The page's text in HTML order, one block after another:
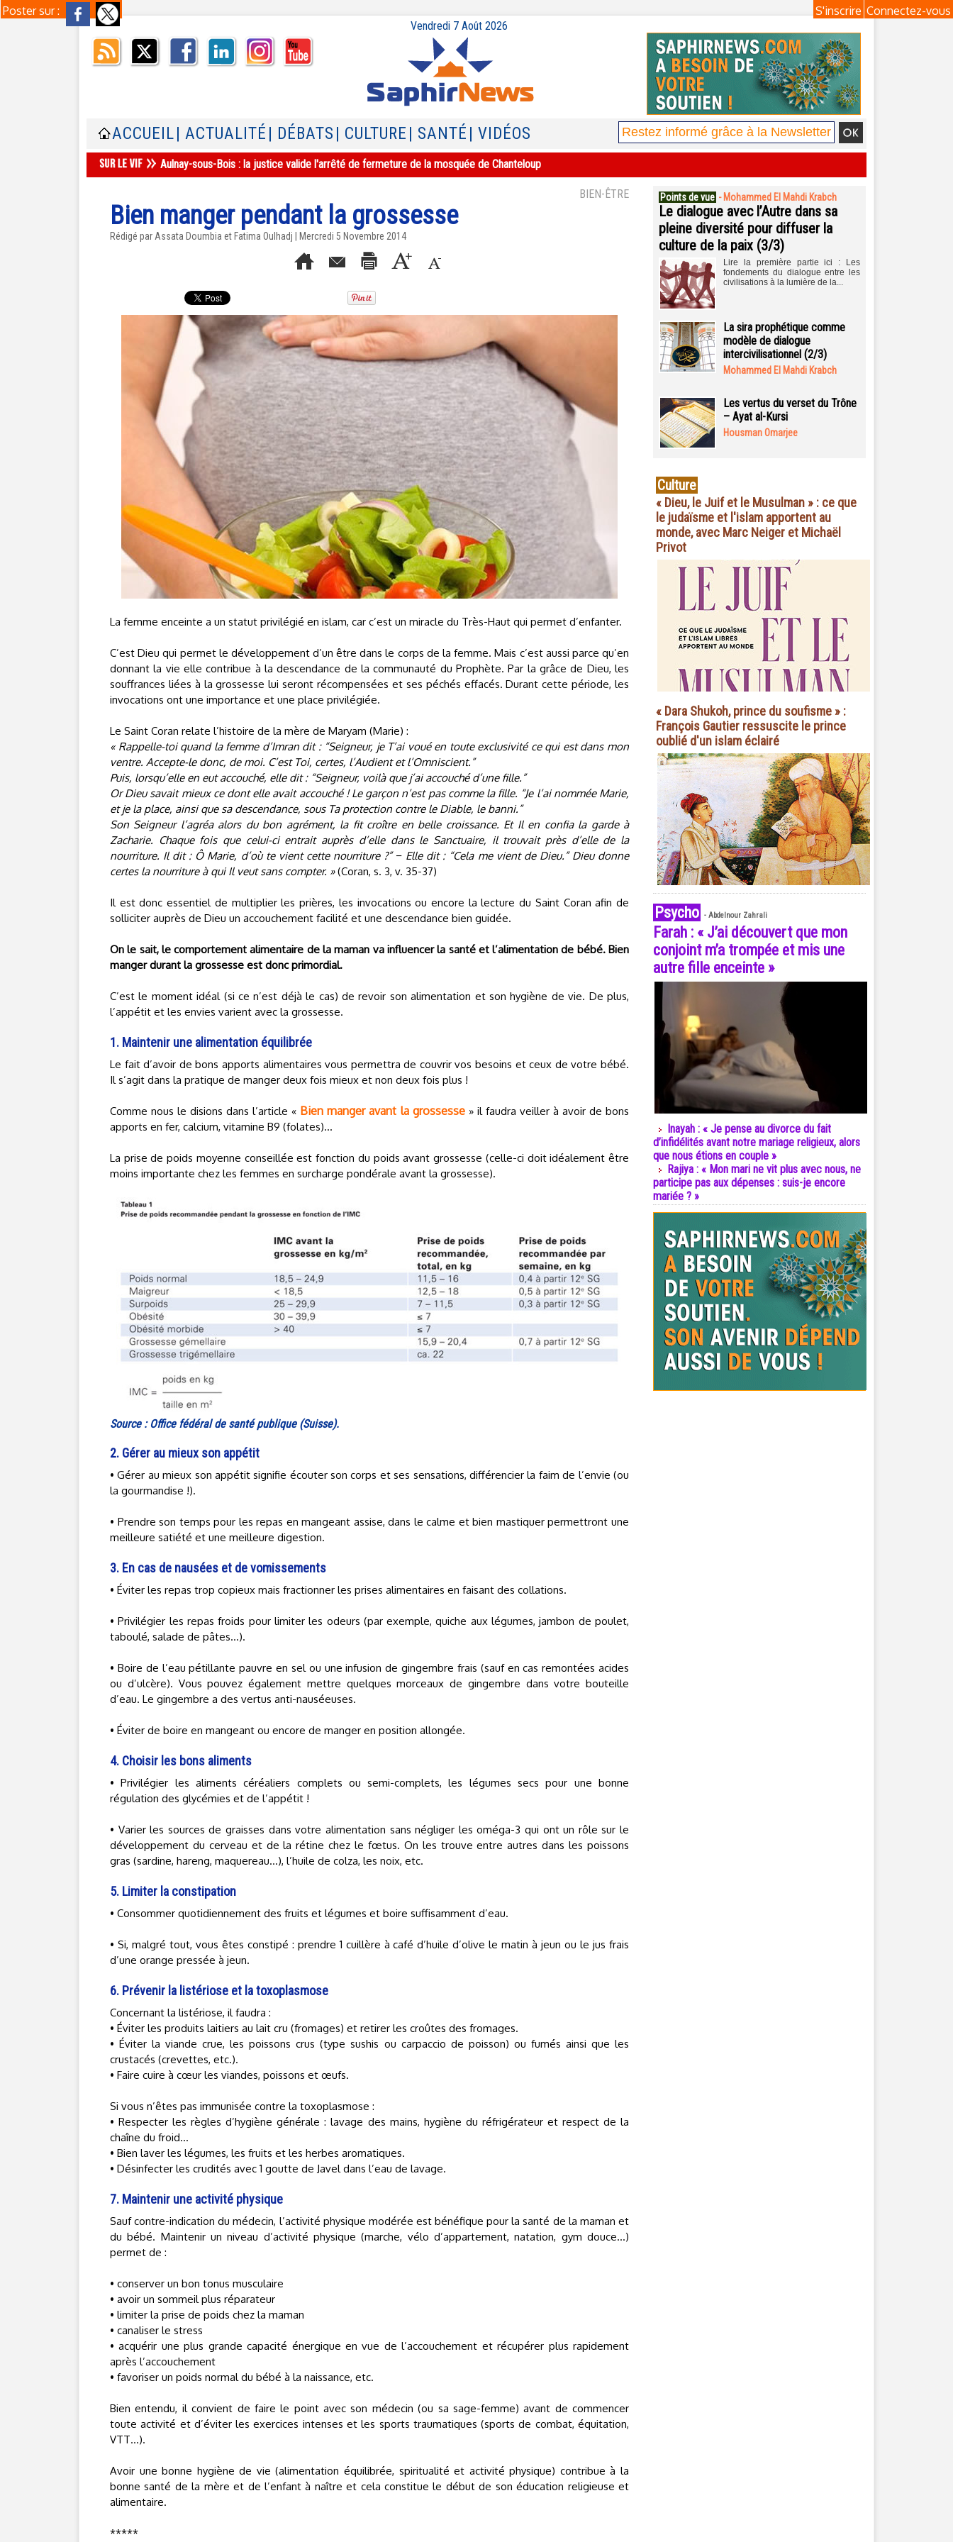
Poster sur : Connectez-vous
S'inscrire
Vendredi 7 Août 2026
ACCUEIL | ACTUALITÉ | DÉBATS | CULTURE | SANTÉ | VIDÉOS
Aulnay-sous-Bois : la justice valide l'arrêté de fermeture de la mosquée de Chanteloup
BIEN-ÊTRE
Bien manger pendant la grossesse
Rédigé par Assata Doumbia et Fatima Oulhadj | Mercredi 5 Novembre 2014
La femme enceinte a un statut privilégié en islam, car c’est un miracle du Très-Haut qui permet d’enfanter.
C’est Dieu qui permet le développement d’un être dans le corps de la femme. Mais c’est aussi parce qu’en
donnant la vie elle contribue à la descendance de la communauté du Prophète. Par la grâce de Dieu, les
souffrances liées à la grossesse lui seront récompensées et ses péchés effacés. Durant cette période, les
invocations ont une importance et une place privilégiée.
Le Saint Coran relate l’histoire de la mère de Maryam (Marie) :
« Rappelle-toi quand la femme d’Imran dit : “Seigneur, je T’ai voué en toute exclusivité ce qui est dans mon
ventre. Accepte-le donc, de moi. C’est Toi, certes, l’Audient et l’Omniscient.”
Puis, lorsqu’elle en eut accouché, elle dit : “Seigneur, voilà que j’ai accouché d’une fille.”
Or Dieu savait mieux ce dont elle avait accouché ! Le garçon n’est pas comme la fille. “Je l’ai nommée Marie,
et je la place, ainsi que sa descendance, sous Ta protection contre le Diable, le banni.”
Son Seigneur l’agréa alors du bon agrément, la fit croître en belle croissance. Et Il en confia la garde à
Zacharie. Chaque fois que celui-ci entrait auprès d’elle dans le Sanctuaire, il trouvait près d’elle de la
nourriture. Il dit : Ô Marie, d’où te vient cette nourriture ?” − Elle dit : “Cela me vient de Dieu.” Dieu donne
certes la nourriture à qui Il veut sans compter. »(Coran, s. 3, v. 35-37)
Il est donc essentiel de multiplier les prières, les invocations ou encore la lecture du Saint Coran afin de
solliciter auprès de Dieu un accouchement facilité et une descendance bien guidée.
On le sait, le comportement alimentaire de la maman va influencer la santé et l’alimentation de bébé. Bien
manger durant la grossesse est donc primordial.
C’est le moment idéal (si ce n’est déjà le cas) de revoir son alimentation et son hygiène de vie. De plus,
l’appétit et les envies varient avec la grossesse.
1. Maintenir une alimentation équilibrée
Le fait d’avoir de bons apports alimentaires vous permettra de couvrir vos besoins et ceux de votre bébé.
Il s’agit dans la pratique de manger deux fois mieux et non deux fois plus !
Comme nous le disions dans l’article « Bien manger avant la grossesse» il faudra veiller à avoir de bons
apports en fer, calcium, vitamine B9 (folates)...
La prise de poids moyenne conseillée est fonction du poids avant grossesse (celle-ci doit idéalement être
moins importante chez les femmes en surcharge pondérale avant la grossesse).
Source : Office fédéral de santé publique (Suisse).
2. Gérer au mieux son appétit
• Gérer au mieux son appétit signifie écouter son corps et ses sensations, différencier la faim de l’envie (ou
la gourmandise !).
• Prendre son temps pour les repas en mangeant assise, dans le calme et bien mastiquer permettront une
meilleure satiété et une meilleure digestion.
3. En cas de nausées et de vomissements
• Éviter les repas trop copieux mais fractionner les prises alimentaires en faisant des collations.
• Privilégier les repas froids pour limiter les odeurs (par exemple, quiche aux légumes, jambon de poulet,
taboulé, salade de pâtes…).
• Boire de l’eau pétillante pauvre en sel ou une infusion de gingembre frais (sauf en cas remontées acides
ou d’ulcère). Vous pouvez également mettre quelques morceaux de gingembre dans votre bouteille
d’eau. Le gingembre a des vertus anti-nauséeuses.
• Éviter de boire en mangeant ou encore de manger en position allongée.
4. Choisir les bons aliments
• Privilégier les aliments céréaliers complets ou semi-complets, les légumes secs pour une bonne
régulation des glycémies et de l’appétit !
• Varier les sources de graisses dans votre alimentation sans négliger les oméga-3 qui ont un rôle sur le
développement du cerveau et de la rétine chez le fœtus. On les trouve entre autres dans les poissons
gras (sardine, hareng, maquereau…), l’huile de colza, les noix, etc.
5. Limiter la constipation
• Consommer quotidiennement des fruits et légumes et boire suffisamment d’eau.
• Si, malgré tout, vous êtes constipé : prendre 1 cuillère à café d’huile d’olive le matin à jeun ou le jus frais
d’une orange pressée à jeun.
6. Prévenir la listériose et la toxoplasmose
Concernant la listériose, il faudra :
• Éviter les produits laitiers au lait cru (fromages) et retirer les croûtes des fromages.
• Éviter la viande crue, les poissons crus (type sushis ou carpaccio de poisson) ou fumés ainsi que les
crustacés (crevettes, etc.).
• Faire cuire à cœur les viandes, poissons et œufs.
Si vous n’êtes pas immunisée contre la toxoplasmose :
• Respecter les règles d’hygiène générale : lavage des mains, hygiène du réfrigérateur et respect de la
chaîne du froid…
• Bien laver les légumes, les fruits et les herbes aromatiques.
• Désinfecter les crudités avec 1 goutte de Javel dans l’eau de lavage.
7. Maintenir une activité physique
Sauf contre-indication du médecin, l’activité physique modérée est bénéfique pour la santé de la maman et
du bébé. Maintenir un niveau d’activité physique (marche, vélo d’appartement, natation, gym douce…)
permet de :
• conserver un bon tonus musculaire
• avoir un sommeil plus réparateur
• limiter la prise de poids chez la maman
• canaliser le stress
• acquérir une plus grande capacité énergique en vue de l’accouchement et récupérer plus rapidement
après l’accouchement
• favoriser un poids normal du bébé à la naissance, etc.
Bien entendu, il convient de faire le point avec son médecin (ou sa sage-femme) avant de commencer
toute activité et d’éviter les exercices intenses et les sports traumatiques (sports de combat, équitation,
VTT…).
Avoir une bonne hygiène de vie (alimentation équilibrée, spiritualité et activité physique) contribue à la
bonne santé de la mère et de l’enfant à naître et cela constitue le début de son éducation religieuse et
alimentaire.
*****
Points de vue - Mohammed El Mahdi Krabch
Le dialogue avec l’Autre dans sa
pleine diversité pour diffuser la
culture de la paix (3/3)
Lire la première partie ici : Les
fondements du dialogue entre les
civilisations à la lumière de la...
La sira prophétique comme
modèle de dialogue
intercivilisationnel (2/3)
Mohammed El Mahdi Krabch
Les vertus du verset du Trône
– Ayat al-Kursi
Housman Omarjee
Culture
« Dieu, le Juif et le Musulman » : ce que
le judaïsme et l'islam apportent au
monde, avec Marc Neiger et Michaël
Privot
« Dara Shukoh, prince du soufisme » :
François Gautier ressuscite le prince
oublié d'un islam éclairé
Psycho - Abdelnour Zahrali
Farah : « J’ai découvert que mon
conjoint m’a trompée et mis une
autre fille enceinte »
Inayah : « Je pense au divorce du fait
d’infidélités avant notre mariage religieux, alors
que nous étions en couple »
Rajiya : « Mon mari ne vit plus avec nous, ne
participe pas aux dépenses : suis-je encore
mariée ? »